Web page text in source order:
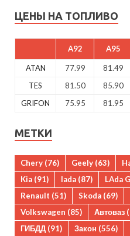
ЦЕНЫ НА ТОПЛИВО
A92 A95
ATAN 77.99 81.49
TES
81.50 85.90
GRIFON
75.95 81.95
МЕТКИ
Chery (76) Geely (63)
Kia (91) lada (87) LAda
Renault (51) Skoda (69)
Volkswagen (85) Автоваз
ГИБДД (91) Закон (556)